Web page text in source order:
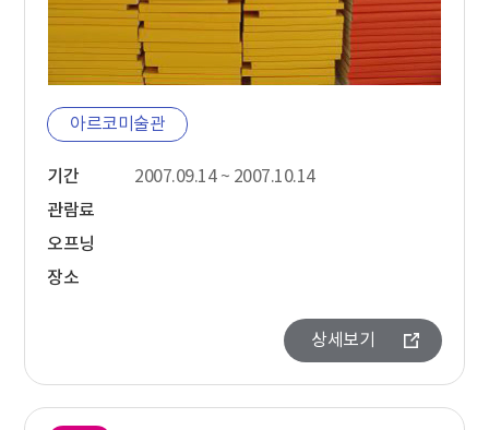
아르코미술관
기간
2007.09.14 ~ 2007.10.14
관람료
오프닝
장소
상세보기